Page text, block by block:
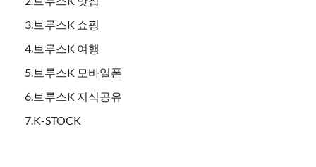
3.브루스K 쇼핑
4.브루스K 여행
5.브루스K 모바일폰
6.브루스K 지식공유
7.K-STOCK